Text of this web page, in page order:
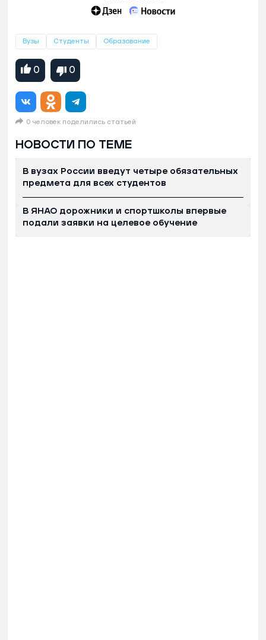
Вузы Студенты Образование
0 0
0 человек поделились статьей
НОВОСТИ ПО ТЕМЕ
В вузах России введут четыре обязательных
предмета для всех студентов
В ЯНАО дорожники и спортшколы впервые
подали заявки на целевое обучение